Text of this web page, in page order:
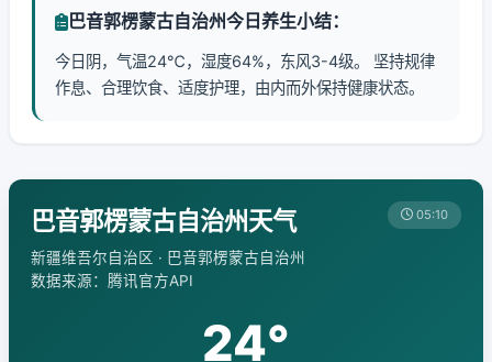
巴音郭楞蒙古自治州今日养生小结：
今日阴，气温24℃，湿度64%，东风3-4级。 坚持规律
作息、合理饮食、适度护理，由内而外保持健康状态。
巴音郭楞蒙古自治州天气
新疆维吾尔自治区 · 巴音郭楞蒙古自治州
数据来源：腾讯官方API
05:10
24°